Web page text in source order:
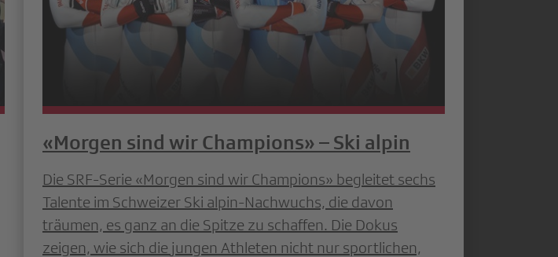
«Morgen sind wir Champions» – Ski alpin
Die SRF-Serie «Morgen sind wir Champions» begleitet sechs
Talente im Schweizer Ski alpin-Nachwuchs, die davon
träumen, es ganz an die Spitze zu schaffen. Die Dokus
zeigen, wie sich die jungen Athleten nicht nur sportlichen,